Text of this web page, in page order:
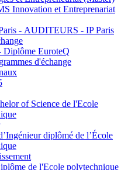
Innovation et Entreprenariat
- AUDITEURS - IP Paris
Diplôme EuroteQ
d'échange
of Science de l'Ecole
diplômé de l’École
de l'Ecole polytechnique